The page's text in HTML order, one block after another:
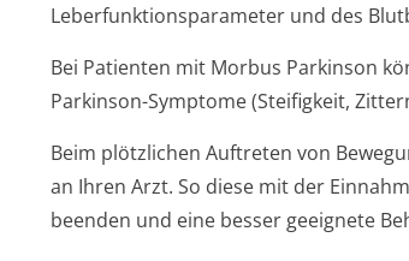
Leberfunktion­sparameter und des
Bei Patienten mit Morbus Parkinson
Parkinson-Symptome (Steifigkeit,
Beim plötzlichen Auftreten von
an Ihren Arzt. So diese mit der
beenden und eine besser geeignete